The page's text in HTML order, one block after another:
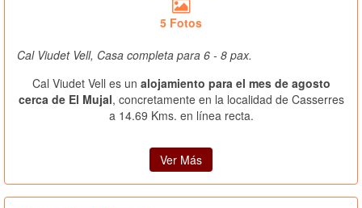
5 Fotos
Cal Viudet Vell, Casa completa para 6 - 8 pax.
Cal Viudet Vell es un alojamiento para el mes de agosto
cerca de El Mujal, concretamente en la localidad de Casserres
a 14.69 Kms. en línea recta.
Ver Más